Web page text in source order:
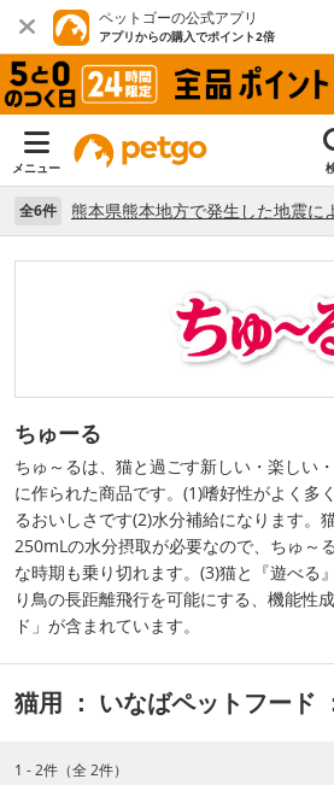
ペットゴーの公式アプリ
アプリからの購入でポイント2倍
メニュー
全6件
ちゅーる
ちゅ～るは、猫と過ごす新しい・楽しい
に作られた商品です。(1)嗜好性がよく多
るおいしさです(2)水分補給になります。
250mLの水分摂取が必要なので、ちゅ～
な時期も乗り切れます。(3)猫と『遊べる
り鳥の長距離飛行を可能にする、機能性
ド」が含まれています。
猫用 ： いなばペットフード
1 - 2件（全 2件）